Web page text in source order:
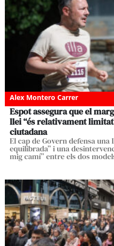
Alex Montero Carrer
Espot assegura que el
llei “és relativament
ciutadana
El cap de Govern defensa
equilibrada” i una
mig camí” entre els dos